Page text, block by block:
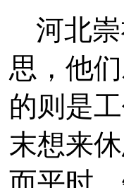
河北
思，他
的则是
末想来